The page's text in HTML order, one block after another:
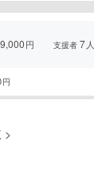
円 支援者 7 人
円
>